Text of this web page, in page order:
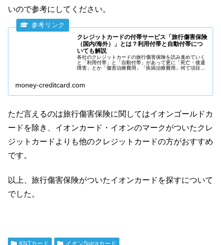
いので参考にしてください。
クレジットカードの付帯サービス「旅行傷害保険
（国内/海外）」とは？利用付帯と自動付帯につ
いても解説
各社のクレジットカードの旅行傷害保険を読み進めていく
と「利用付帯」と「自動付帯」があって更に「死亡・後遺
障害」とか「傷害治療費用」「疾病治療費用」何て項目も
money-creditcard.com
ただ言えるのは旅行傷害保険に関してはイオンゴールドカ
ードを除き、イオンカード・イオンのマークがついたクレ
ジットカードよりも他のクレジットカードの方がおすすめ
です。
以上、旅行傷害保険がついたイオンカードを探すについて
でした。
KNTカード
イオンSuicaカード